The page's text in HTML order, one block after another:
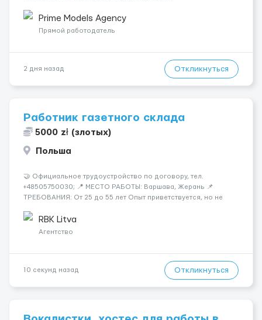
розвиватися.Досвід не обов’язковий.Якщо вас зацікавила
вакансія — залишайте відгук, і ми зв’яжемося ...
Prime Models Agency
Прямой работодатель
2 дня назад Откликнуться
Работник газетного склада
5000 zł (злотых)
Польша
🤝 Официальное трудоустройство по договору, тел.
+48505750030; 📍 МЕСТО РАБОТЫ: Варшава, Жерань 📌
ТРЕБОВАНИЯ: От 25 до 55 лет Опыт приветствуется, но не
Мужчины (25-55 лет) язык: разговорный уровень польского 📆
ГРАФИК РАБОТЫ...
RBK Litva
Агентство
10 секунд назад Откликнуться